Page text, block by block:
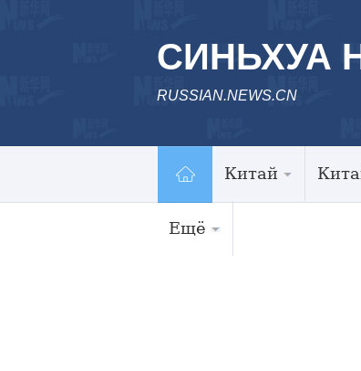
СИНЬХУА
RUSSIAN.NEWS.CN
Китай
Ещё